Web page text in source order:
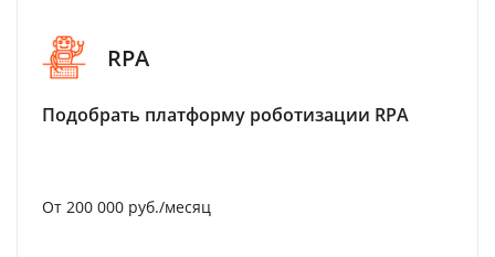
RPA
Подобрать платформу роботизации RPA
От 200 000 руб./месяц